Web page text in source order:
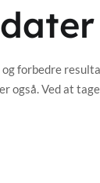
forbedre
Ved at